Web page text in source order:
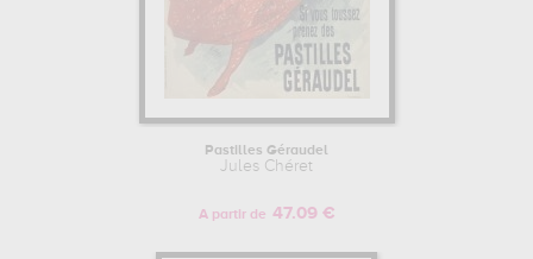
Pastilles Géraudel
Jules Chéret
A partir de 47.09 €